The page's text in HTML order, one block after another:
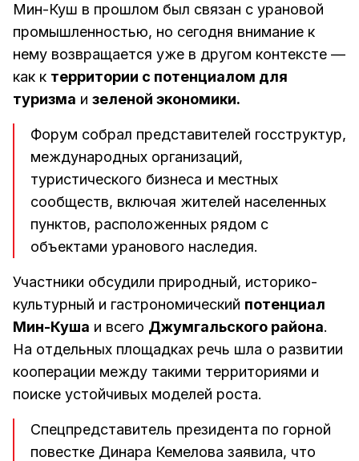
Мин-Куш в прошлом был связан с урановой
промышленностью, но сегодня внимание к
нему возвращается уже в другом контексте —
как к территории с потенциалом для
туризма и зеленой экономики.
Форум собрал представителей госструктур,
международных организаций,
туристического бизнеса и местных
сообществ, включая жителей населенных
пунктов, расположенных рядом с
объектами уранового наследия.
Участники обсудили природный, историко-
культурный и гастрономический потенциал
Мин-Куша и всего Джумгальского района.
На отдельных площадках речь шла о развитии
кооперации между такими территориями и
поиске устойчивых моделей роста.
Спецпредставитель президента по горной
повестке Динара Кемелова заявила, что